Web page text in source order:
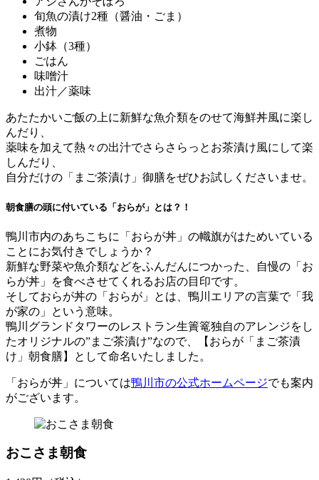
旬魚の漬け2種（醤油・ごま）
煮物
小鉢（3種）
ごはん
味噌汁
出汁／薬味
あたたかいご飯の上に新鮮な魚介類をのせて海鮮丼風に楽し
んだり、
薬味を加えて熱々の出汁でさらさらっとお茶漬け風にして楽
しんだり、
自分だけの「まご茶漬け」御膳をぜひお試しくださいませ。
朝食膳の頭に付いている「おらが」とは？！
鴨川市内のあちこちに「おらが丼」の幟旗がはためいている
ことにお気付きでしょうか？
新鮮な野菜や魚介類などをふんだんにつかった、自慢の「お
らが丼」を食べさせてくれるお店の目印です。
そしておらが丼の「おらが」とは、鴨川エリアの言葉で「我
が家の」という意味。
鴨川グランドタワーのレストラン生簀篭独自のアレンジをし
たオリジナルの”まご茶漬け”なので、【おらが「まご茶漬
け」朝食膳】として命名いたしました。
「おらが丼」については鴨川市の公式ホームページでも案内
がございます。
おこさま朝食